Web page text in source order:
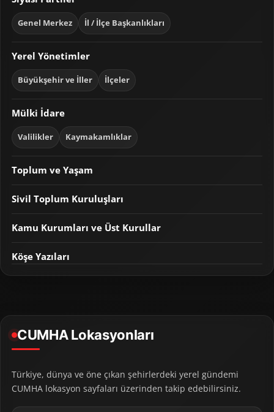
Genel Merkez İl / İlçe Başkanlıkları
Yerel Yönetimler
Büyükşehir ve İller İlçeler
Mülki İdare
Valilikler Kaymakamlıklar
Toplum ve Yaşam
Sivil Toplum Kuruluşları
Kamu Kurumları ve Üst Kurullar
Köşe Yazıları
CUMHA Lokasyonları
Türkiye, dünya ve öne çıkan şehirlerdeki yerel gündemi
CUMHA lokasyon sayfaları üzerinden takip edebilirsiniz.